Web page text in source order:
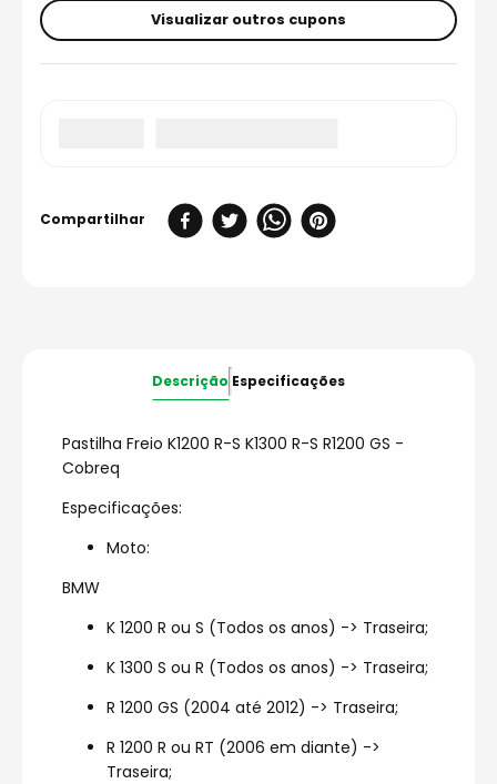
Visualizar outros cupons
Descrição Especificações
Pastilha Freio K1200 R-S K1300 R-S R1200 GS -
Cobreq
Especificações:
Moto:
BMW
K 1200 R ou S (Todos os anos) -> Traseira;
K 1300 S ou R (Todos os anos) -> Traseira;
R 1200 GS (2004 até 2012) -> Traseira;
R 1200 R ou RT (2006 em diante) ->
Traseira;